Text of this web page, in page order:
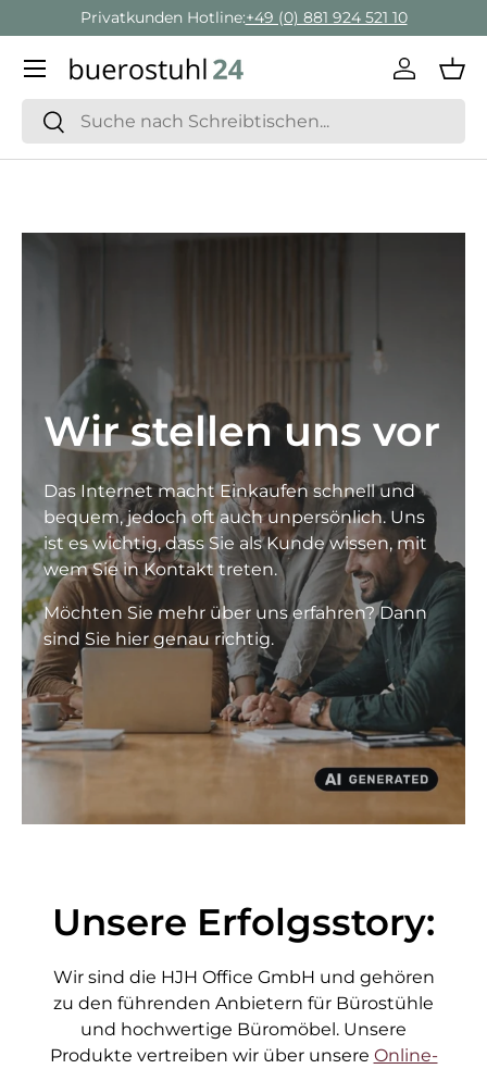
Direkt zum Inhalt
Geschäftskunden Beratung:+ 49 (0) 881 924 521 22
Suchen
Suchen
Menü
Wir stellen uns vor
Das Internet macht Einkaufen schnell und
bequem, jedoch oft auch unpersönlich. Uns
ist es wichtig, dass Sie als Kunde wissen, mit
wem Sie in Kontakt treten.
Möchten Sie mehr über uns erfahren? Dann
sind Sie hier genau richtig.
Unsere Erfolgsstory:
Wir sind die HJH Office GmbH und gehören
zu den führenden Anbietern für Bürostühle
und hochwertige Büromöbel. Unsere
Produkte vertreiben wir über unsere Online-